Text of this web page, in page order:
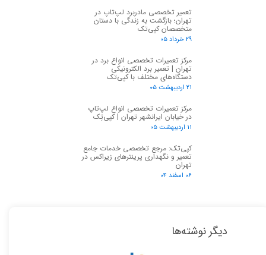
تعمیر تخصصی مادربرد لپ‌تاپ در
تهران؛ بازگشت به زندگی با دستان
متخصصان کپی‌تک
۲۹ خرداد ۰۵
مرکز تعمیرات تخصصی انواع برد در
تهران | تعمیر برد الکترونیکی
دستگاه‌های مختلف با کپی‌تک
۲۱ اردیبهشت ۰۵
مرکز تعمیرات تخصصی انواع لپ‌تاپ
در خیابان ایرانشهر تهران | کپی‌تِک
۱۱ اردیبهشت ۰۵
کپی‌تک: مرجع تخصصی خدمات جامع
تعمیر و نگهداری پرینترهای زیراکس در
تهران
۰۶ اسفند ۰۴
دیگر نوشته‌ها